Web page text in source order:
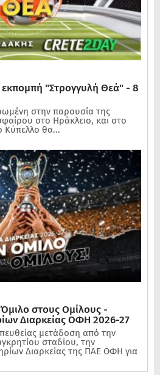
εκπομπή "Στρογγυλή Θεά" - 8
στην παρουσία της
στο Ηράκλειο, και στο
Κύπελλο θα...
στους Ομίλους -
Διαρκείας ΟΦΗ 2026-27
μετάδοση από την
σταδίου, την
Διαρκείας της ΠΑΕ ΟΦΗ για